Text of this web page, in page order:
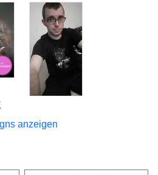
anzeigen